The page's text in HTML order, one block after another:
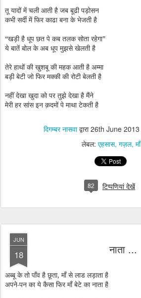
तू यादों में चली आती है जब बूढी पड़ोसन
कभी सर्दी में फिर काढा बना के भेजती है
“खड़ी है धूप छत पे कब तलक सोता रहेगा”
ये बातें बोल के अब धूप मुझसे खेलती है
तेरे हाथों की खुशबू की महक आती है अम्मा
बड़ी बेटी जो फिर मक्की की रोटी बेलती है
नहीं देखा खुदा को पर तुझे देखा है मैंने
मेरी हर सांस इन क़दमों पे माथा टेकती है
दिगम्बर नासवाद्वारा26th June 2013
लेबल: एहसास गज़ल माँ
82 टिप्पणियां देखें
JUN
18 नाता ...
अब्बू के तो पाँव है छूता, माँ से लाड लड़ाता है
अपने-पन का ये कैसा फिर माँ बेटे का नाता है